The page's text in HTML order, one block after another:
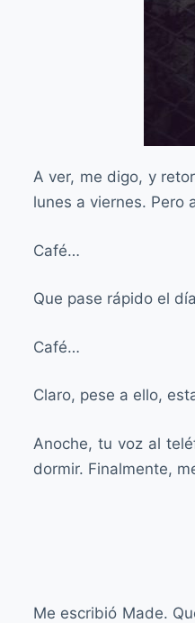
A ver, me digo, y
lunes a viernes. Pero
Café…
Que pase rápido el
Café…
Claro, pese a ello,
Anoche, tu voz al
dormir. Finalmente,
Me escribió Made.